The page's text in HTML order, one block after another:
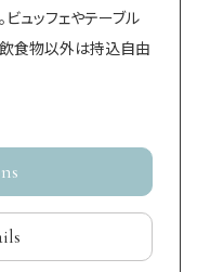
ュッフェやテーブル
飲食物以外は持込自由